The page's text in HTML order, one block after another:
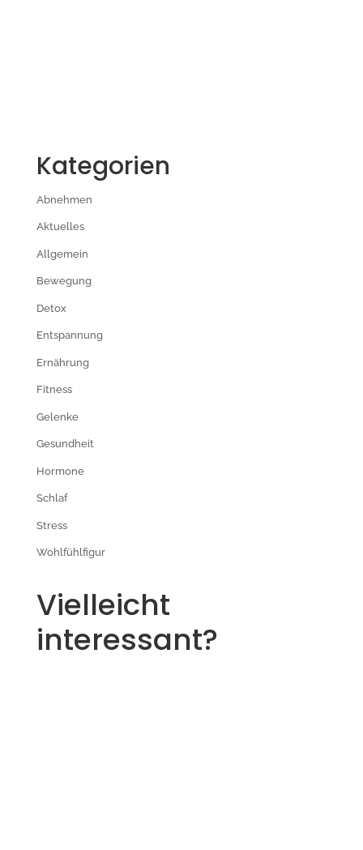
Kategorien
Abnehmen
Aktuelles
Allgemein
Bewegung
Detox
Entspannung
Ernährung
Fitness
Gelenke
Gesundheit
Hormone
Schlaf
Stress
Wohlfühlfigur
Vielleicht
interessant?